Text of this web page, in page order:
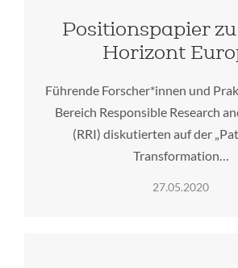
Positionspapier
Horizont
Führende Forscher*innen und
Bereich Responsible Research
(RRI) diskutierten auf der
Transformation…
27.05.2020